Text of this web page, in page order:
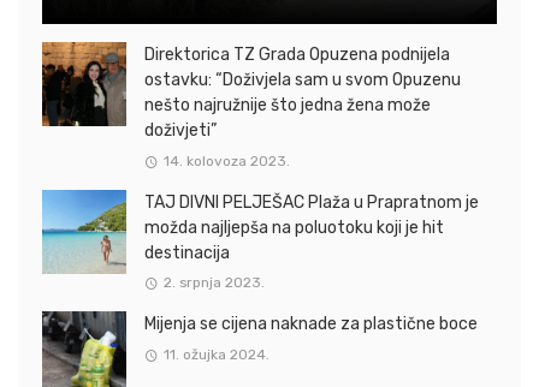
Direktorica TZ Grada Opuzena podnijela
ostavku: “Doživjela sam u svom Opuzenu
nešto najružnije što jedna žena može
doživjeti”
14. kolovoza 2023.
TAJ DIVNI PELJEŠAC Plaža u Prapratnom je
možda najljepša na poluotoku koji je hit
destinacija
2. srpnja 2023.
Mijenja se cijena naknade za plastične boce
11. ožujka 2024.